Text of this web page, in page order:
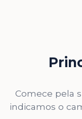
Comece pela
indicamos o